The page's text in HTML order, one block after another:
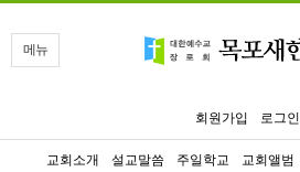
메뉴
회원가입 로그인
교회소개 설교말씀 주일학교 교회앨범